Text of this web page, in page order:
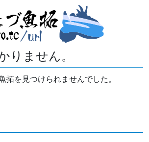
りません。
拓を見つけられませんでした。